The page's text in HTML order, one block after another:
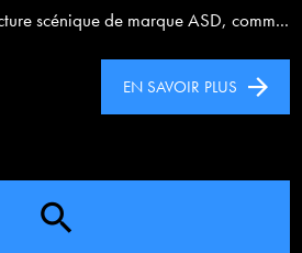
scénique de marque ASD, comm...
EN SAVOIR PLUS